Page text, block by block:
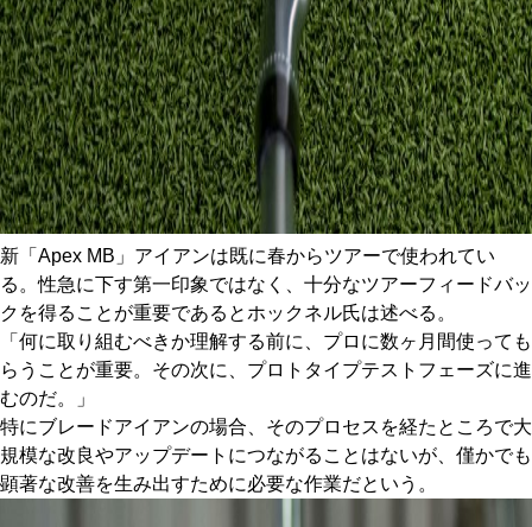
新「Apex MB」アイアンは既に春からツアーで使われてい
る。性急に下す第一印象ではなく、十分なツアーフィードバッ
クを得ることが重要であるとホックネル氏は述べる。
「何に取り組むべきか理解する前に、プロに数ヶ月間使っても
らうことが重要。その次に、プロトタイプテストフェーズに進
むのだ。」
特にブレードアイアンの場合、そのプロセスを経たところで大
規模な改良やアップデートにつながることはないが、僅かでも
顕著な改善を生み出すために必要な作業だという。